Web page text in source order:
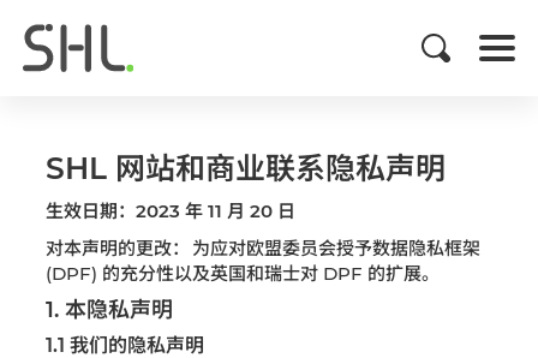
SHL 网站和商业联系隐私声明
生效日期：2023 年 11 月 20 日
对本声明的更改： 为应对欧盟委员会授予数据隐私框架
(DPF) 的充分性以及英国和瑞士对 DPF 的扩展。
1. 本隐私声明
1.1 我们的隐私声明